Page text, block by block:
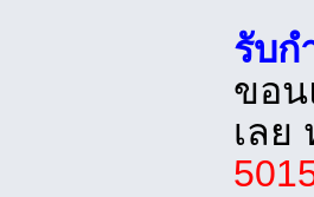
รับ
ขอน
เลย